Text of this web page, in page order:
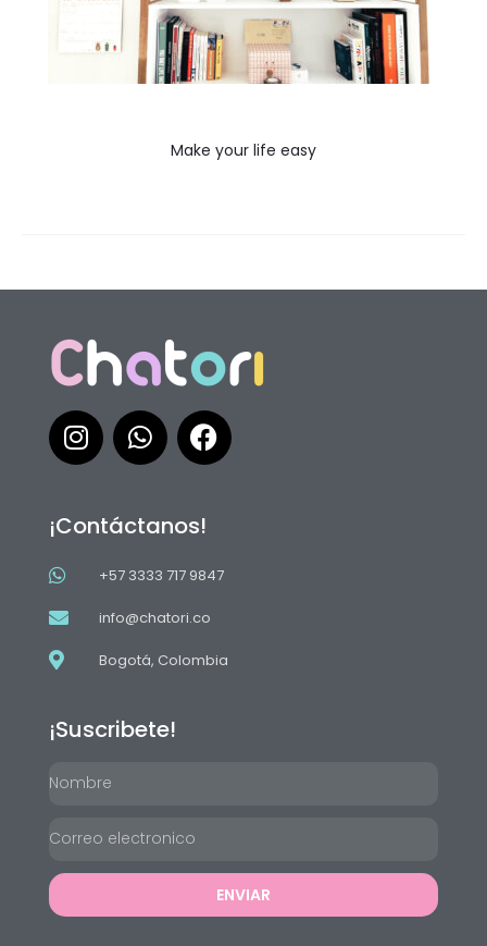
Make your life easy
¡Contáctanos!
+57 3333 717 9847
info@chatori.co
Bogotá, Colombia
¡Suscribete!
ENVIAR